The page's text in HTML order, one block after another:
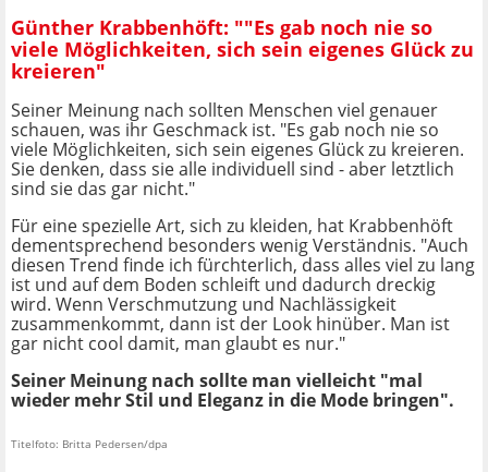
Günther Krabbenhöft: ""Es gab noch nie so
viele Möglichkeiten, sich sein eigenes Glück zu
kreieren"
Seiner Meinung nach sollten Menschen viel genauer
schauen, was ihr Geschmack ist. "Es gab noch nie so
viele Möglichkeiten, sich sein eigenes Glück zu kreieren.
Sie denken, dass sie alle individuell sind - aber letztlich
sind sie das gar nicht."
Für eine spezielle Art, sich zu kleiden, hat Krabbenhöft
dementsprechend besonders wenig Verständnis. "Auch
diesen Trend finde ich fürchterlich, dass alles viel zu lang
ist und auf dem Boden schleift und dadurch dreckig
wird. Wenn Verschmutzung und Nachlässigkeit
zusammenkommt, dann ist der Look hinüber. Man ist
gar nicht cool damit, man glaubt es nur."
Seiner Meinung nach sollte man vielleicht "mal
wieder mehr Stil und Eleganz in die Mode bringen".
Titelfoto: Britta Pedersen/dpa